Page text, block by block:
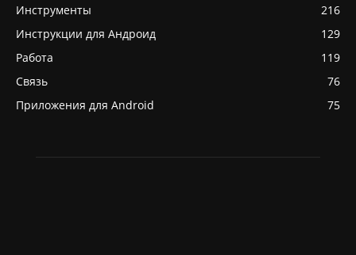
Инструменты
216
Инструкции для Андроид
129
Работа
119
Связь
76
Приложения для Android
75